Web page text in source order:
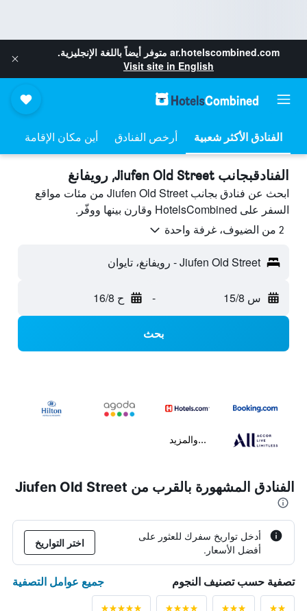
ar.hotelscombined.com متوفر أيضاً باللغة الإنجليزية.
Visit site in English
أرخص الفنادق أين مكان الإقامة
الفنادقبجانب Jiufen Old Street, رويفانغ
ابحث عن فنادق بجانب Jiufen Old Street من مئات مواقع
السفر على HotelsCombined وقارن بينها ووفّر.
2 من الضيوف، غرفة واحدة
Jiufen Old Street - رويفانغ، تايوان
س 15/8 - ح 16/8
بحث
...والمزيد
الفنادق المشهورة بالقرب من Jiufen Old Street
أدخل تواريخ سفرك للعثور على
أفضل الأسعار.
اختر التواريخ
تصفية حسب تصنيف النجوم جميع عوامل التصفية